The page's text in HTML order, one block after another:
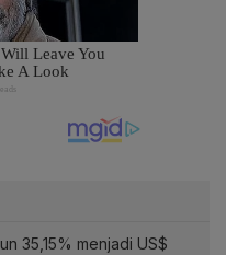
35,15% menjadi US$